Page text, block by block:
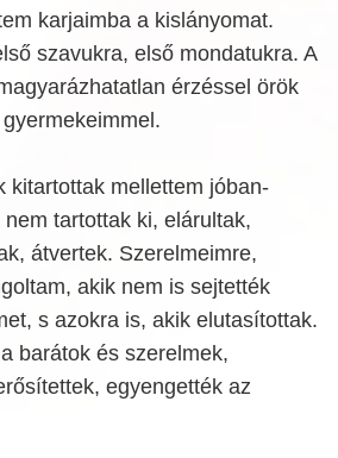
karjaimba a kislányomat.
szavukra, első mondatukra. A
érzéssel örök
kitartottak mellettem jóban-
tartottak ki, elárultak,
átvertek. Szerelmeimre,
akik nem is sejtették
s azokra is, akik elutasítottak.
barátok és szerelmek,
egyengették az